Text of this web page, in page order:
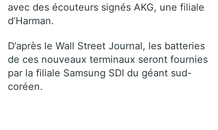
avec des écouteurs signés AKG, une filiale
d’Harman.
D’après le Wall Street Journal, les batteries
de ces nouveaux terminaux seront fournies
par la filiale Samsung SDI du géant sud-
coréen.